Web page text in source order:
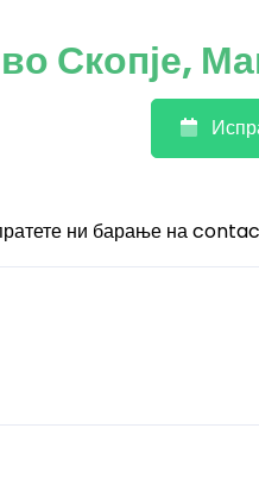
Скопје,
ни барање на